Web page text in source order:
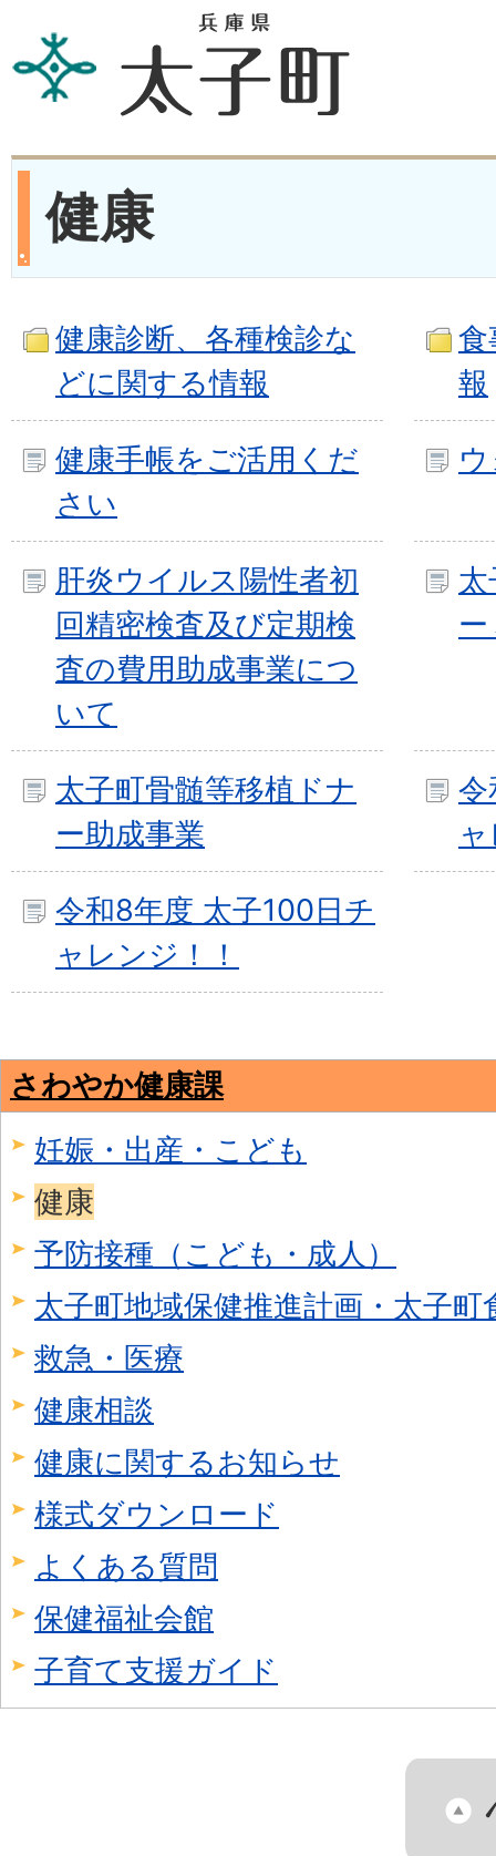
健康
健康診断、各種検診な
どに関する情報
食
報
健康手帳をご活用くだ
さい
肝炎ウイルス陽性者初
回精密検査及び定期検
査の費用助成事業につ
いて
太子町骨髄等移植ドナ
ー助成事業
令
令和8年度 太子100日チ
ャレンジ！！
さわやか健康課
妊娠・出産・こども
健康
予防接種（こども・成人）
太子町地域保健推進計画・太子町
救急・医療
健康相談
健康に関するお知らせ
様式ダウンロード
よくある質問
保健福祉会館
子育て支援ガイド